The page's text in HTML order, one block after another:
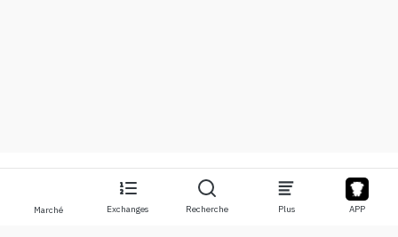
Marché Exchanges Recherche Plus APP